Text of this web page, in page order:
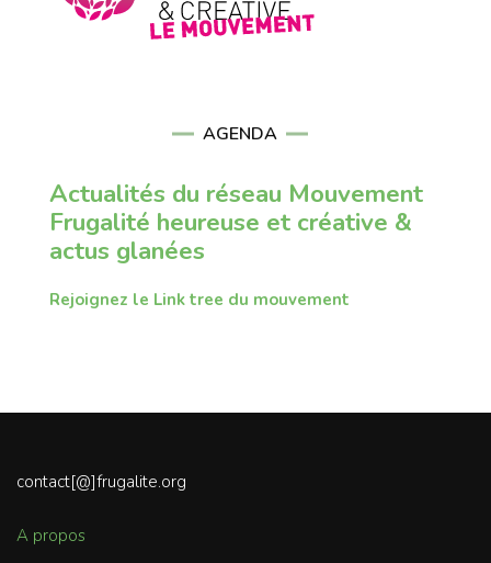
AGENDA
Actualités du réseau Mouvement
Frugalité heureuse et créative &
actus glanées
Rejoignez le Link tree du mouvement
contact[@]frugalite.org
A propos